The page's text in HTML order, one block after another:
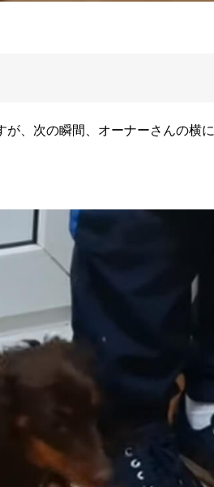
、次の瞬間、オーナーさんの横に